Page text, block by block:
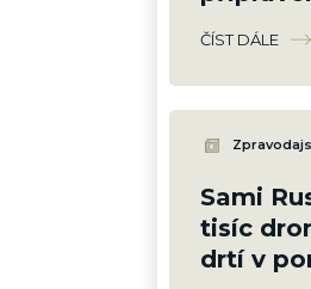
schovají
ČÍST DÁLE
Sami
tisíc
drtí v